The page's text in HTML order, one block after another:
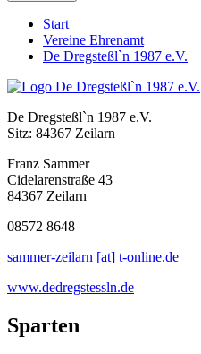
Start
Vereine Ehrenamt
De Dregsteßl`n 1987 e.V.
De Dregsteßl`n 1987 e.V.
Sitz: 84367 Zeilarn
Franz Sammer
Cidelarenstraße 43
84367 Zeilarn
08572 8648
sammer-zeilarn [at] t-online.de
www.dedregstessln.de
Sparten